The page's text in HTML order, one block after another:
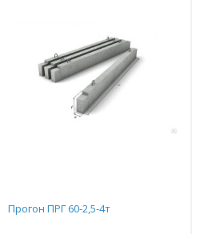
Прогон ПРГ 60-2,5-4т